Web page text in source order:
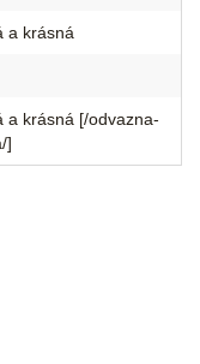
a krásná
a krásná [/odvazna-
]